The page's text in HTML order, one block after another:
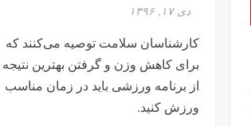
دی ۱۷, ۱۳۹۶
کارشناسان سلامت توصیه می‌کنند که
برای کاهش وزن و گرفتن بهترین نتیجه‌
از برنامه ورزشی باید در زمان مناسب
ورزش کنید.